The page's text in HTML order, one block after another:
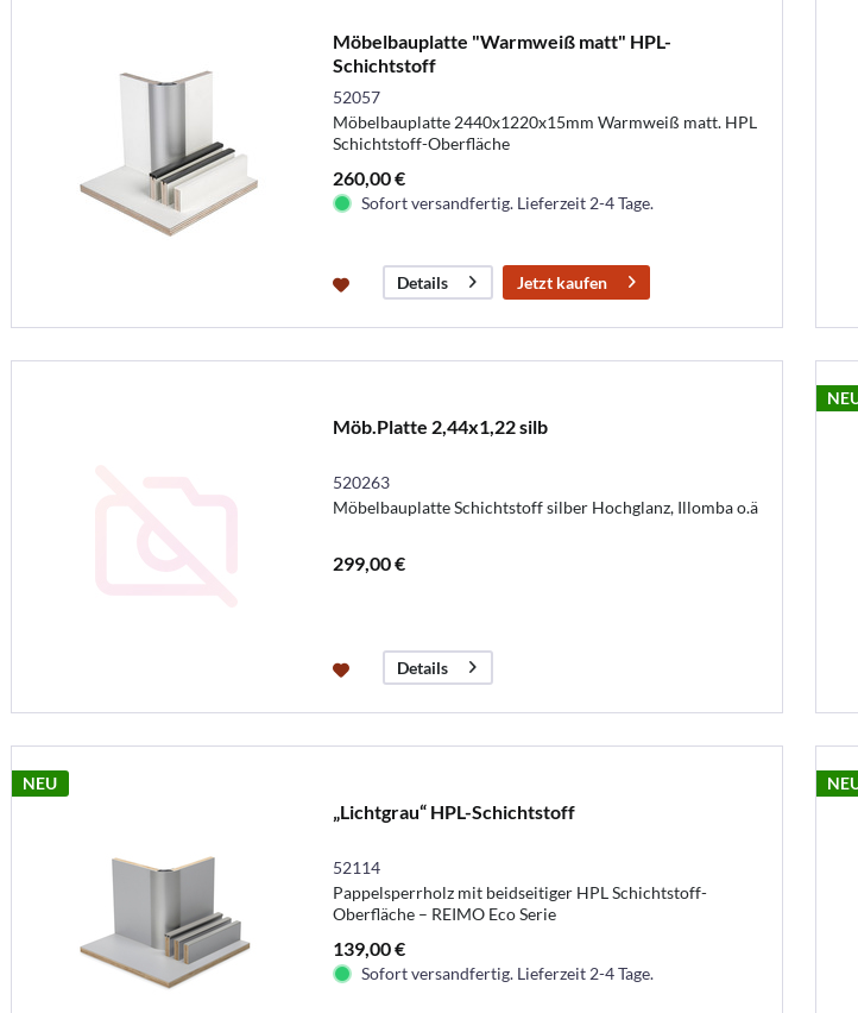
Möbelbauplatte "Warmweiß matt" HPL-
Schichtstoff
52057
Möbelbauplatte 2440x1220x15mm Warmweiß matt. HPL
Schichtstoff-Oberfläche
260,00 €
Sofort versandfertig. Lieferzeit 2-4 Tage.
Details Jetzt kaufen
Möb.Platte 2,44x1,22 silb
520263
Möbelbauplatte Schichtstoff silber Hochglanz, Illomba o.ä
299,00 €
Details
NEU
„Lichtgrau“ HPL-Schichtstoff
52114
Pappelsperrholz mit beidseitiger HPL Schichtstoff-
Oberfläche – REIMO Eco Serie
139,00 €
Sofort versandfertig. Lieferzeit 2-4 Tage.